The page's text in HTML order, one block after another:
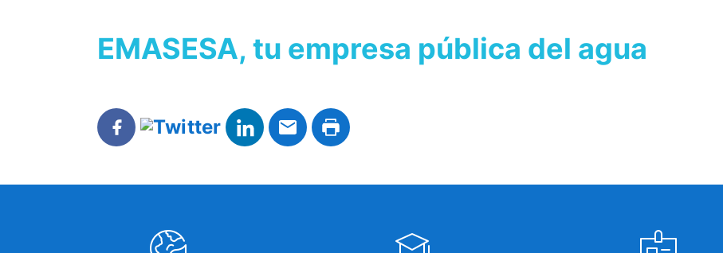
EMASESA, tu empresa pública del agua